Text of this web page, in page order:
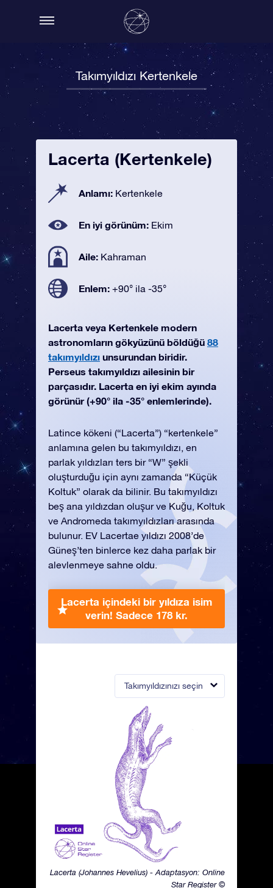
Takımyıldızı Kertenkele
Takımyıldızınızı seçin
Lacerta (Johannes Hevelius) - Adaptasyon: Online
Star Register ©
Lacerta (Kertenkele)
Anlamı: Kertenkele
En iyi görünüm: Ekim
Aile: Kahraman
Enlem: +90° ila -35°
Lacerta veya Kertenkele modern
astronomların gökyüzünü böldüğü 88
takımyıldızı unsurundan biridir.
Perseus takımyıldızı ailesinin bir
parçasıdır. Lacerta en iyi ekim ayında
görünür (+90° ila -35° enlemlerinde).
Latince kökeni (“Lacerta”) “kertenkele”
anlamına gelen bu takımyıldızı, en
parlak yıldızları ters bir “W” şekli
oluşturduğu için aynı zamanda “Küçük
Koltuk” olarak da bilinir. Bu takımyıldızı
beş ana yıldızdan oluşur ve Kuğu, Koltuk
ve Andromeda takımyıldızları arasında
bulunur. EV Lacertae yıldızı 2008’de
Güneş’ten binlerce kez daha parlak bir
alevlenmeye sahne oldu.
Lacerta içindeki bir yıldıza isim
verin! Sadece 178 kr.